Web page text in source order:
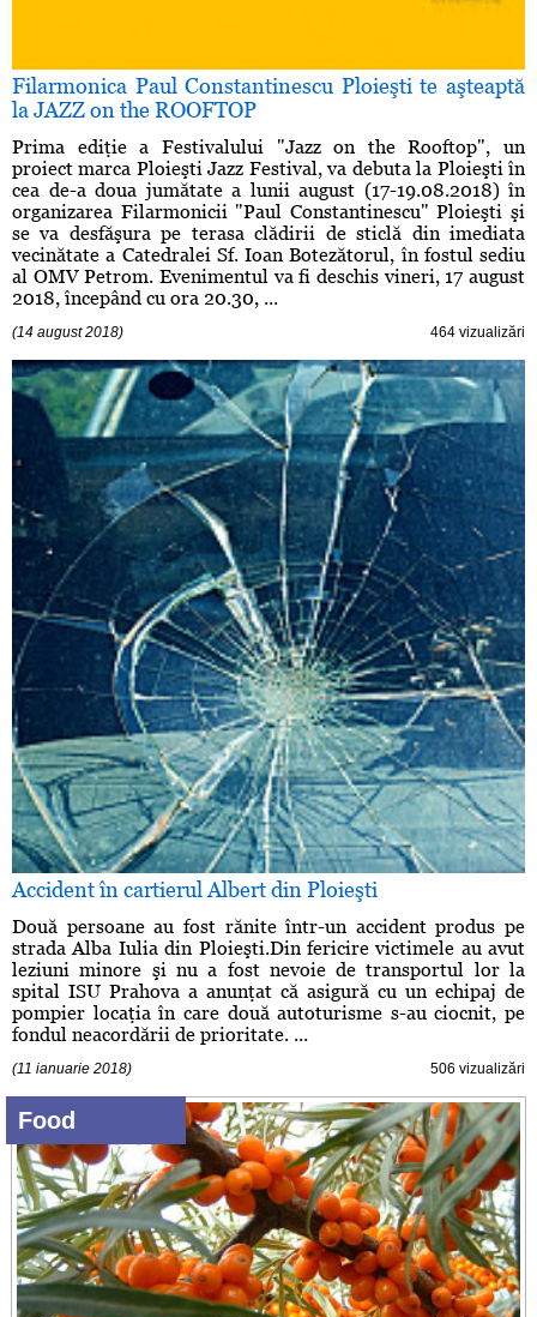
Filarmonica Paul Constantinescu Ploieşti te aşteaptă
la JAZZ on the ROOFTOP
Prima ediţie a Festivalului "Jazz on the Rooftop", un
proiect marca Ploieşti Jazz Festival, va debuta la Ploieşti în
cea de-a doua jumătate a lunii august (17-19.08.2018) în
organizarea Filarmonicii "Paul Constantinescu" Ploieşti şi
se va desfăşura pe terasa clădirii de sticlă din imediata
vecinătate a Catedralei Sf. Ioan Botezătorul, în fostul sediu
al OMV Petrom. Evenimentul va fi deschis vineri, 17 august
2018, începând cu ora 20.30, ...
(14 august 2018) 464 vizualizări
Accident în cartierul Albert din Ploieşti
Două persoane au fost rănite într-un accident produs pe
strada Alba Iulia din Ploieşti.Din fericire victimele au avut
leziuni minore şi nu a fost nevoie de transportul lor la
spital ISU Prahova a anunţat că asigură cu un echipaj de
pompier locaţia în care două autoturisme s-au ciocnit, pe
fondul neacordării de prioritate. ...
(11 ianuarie 2018) 506 vizualizări
Food